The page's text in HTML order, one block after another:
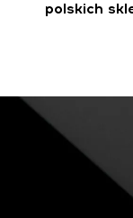
polskich